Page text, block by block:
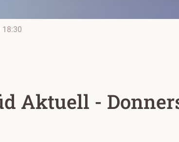
18:30
Aktuell -